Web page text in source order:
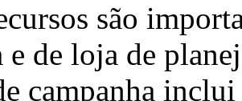
são
e de loja de
campanha